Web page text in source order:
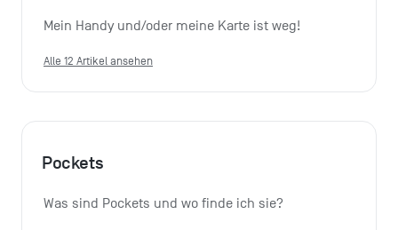
Mein Handy und/oder meine Karte ist weg!
Alle 12 Artikel ansehen
Pockets
Was sind Pockets und wo finde ich sie?